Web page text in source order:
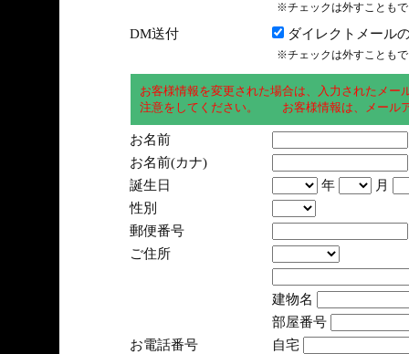
※チェックは外すことも
DM送付 ダイレクトメール
※チェックは外すことも
お客様情報を変更された場合は、入力されたメ
注意をしてください。 お客様情報は、メール
お名前
お名前(カナ)
誕生日
年
月
性別
郵便番号
ご住所
建物名
部屋番号
お電話番号
自宅